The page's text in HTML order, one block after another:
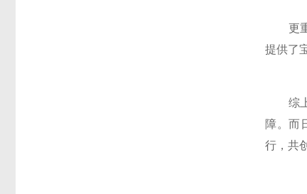
更重
提供了
综上
障。而
行，共